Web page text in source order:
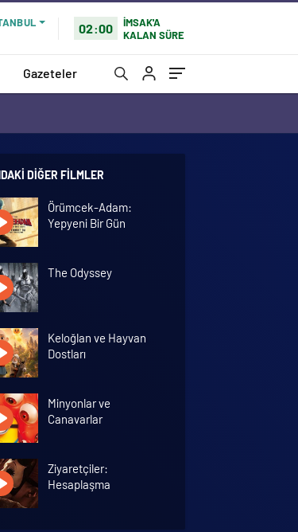
02:00
İMSAK'A
KALAN SÜRE
Gazeteler
DIĞER FILMLER
Örümcek-Adam:
Yepyeni Bir Gün
The Odyssey
Keloğlan ve Hayvan
Dostları
Minyonlar ve
Canavarlar
Ziyaretçiler:
Hesaplaşma